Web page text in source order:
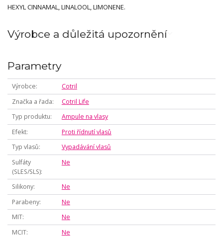
HEXYL CINNAMAL, LINALOOL, LIMONENE.
Výrobce a důležitá upozornění
Parametry
Výrobce
Cotril
Značka a řada
Cotril Life
Typ produktu
Ampule na vlasy
Efekt
Proti řídnutí vlasů
Typ vlasů
Vypadávání vlasů
Sulfáty
(SLES/SLS)
Ne
Silikony
Ne
Parabeny
Ne
MIT
Ne
MCIT
Ne